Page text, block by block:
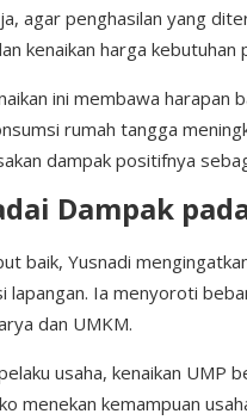
agar penghasilan yang
kenaikan harga kebutuhan
ini membawa harapan
rumah tangga
dampak positifnya
Dampak
baik, Yusnadi
lapangan. Ia menyoroti
dan UMKM.
usaha, kenaikan UMP
menekan kemampuan